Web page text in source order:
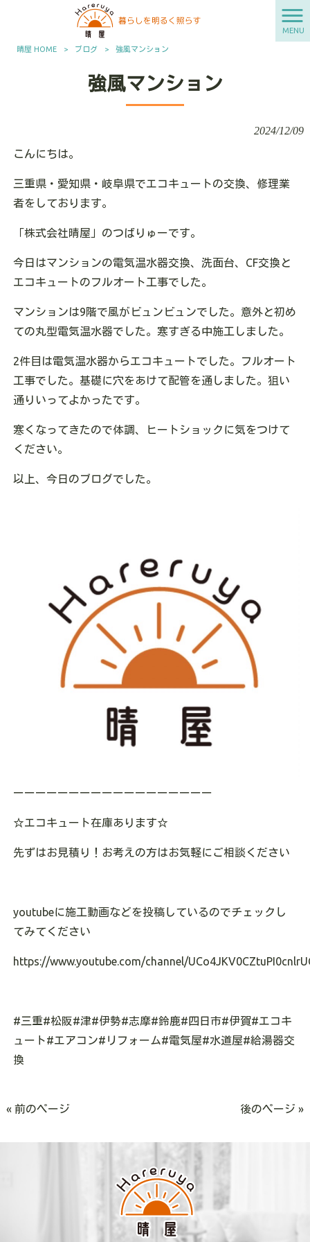
MENU
晴屋 HOME > ブログ > 強風マンション
強風マンション
2024/12/09
こんにちは。
三重県・愛知県・岐阜県でエコキュートの交換、修理業
者をしております。
「株式会社晴屋」のつばりゅーです。
今日はマンションの電気温水器交換、洗面台、CF交換と
エコキュートのフルオート工事でした。
マンションは9階で風がビュンビュンでした。意外と初め
ての丸型電気温水器でした。寒すぎる中施工しました。
2件目は電気温水器からエコキュートでした。フルオート
工事でした。基礎に穴をあけて配管を通しました。狙い
通りいってよかったです。
寒くなってきたので体調、ヒートショックに気をつけて
ください。
以上、今日のブログでした。
ーーーーーーーーーーーーーーーーーー
☆エコキュート在庫あります☆
先ずはお見積り！お考えの方はお気軽にご相談ください
youtubeに施工動画などを投稿しているのでチェックし
てみてください
https://www.youtube.com/channel/
#三重#松阪#津#伊勢#志摩#鈴鹿#四日市#伊賀#エコキ
ュート#エアコン#リフォーム#電気屋#水道屋#給湯器交
換
« 前のページ 後のページ »